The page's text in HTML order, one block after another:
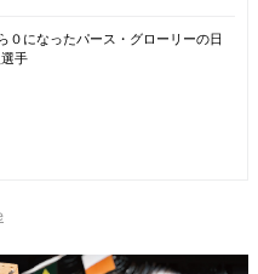
０になったパース・グローリーの日
手